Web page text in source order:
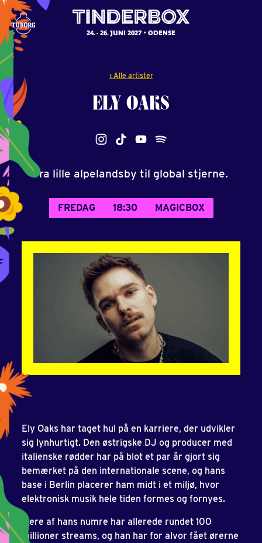
24. - 26. JUNI 2027 ODENSE
‹ Alle artister
ELYOAKS
Fra lille alpelandsby til global stjerne.
FREDAG 18:30 MAGICBOX
Ely Oaks har taget hul på en karriere, der udvikler
sig lynhurtigt. Den østrigske DJ og producer med
italienske rødder har på blot et par år gjort sig
bemærket på den internationale scene, og hans
base i Berlin placerer ham midt i et miljø, hvor
elektronisk musik hele tiden formes og fornyes.
Flere af hans numre har allerede rundet 100
millioner streams, og han har for alvor fået ørerne